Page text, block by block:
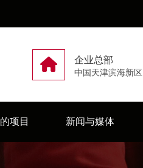
企业总部
中国天津滨海新区
项目 新闻与媒体